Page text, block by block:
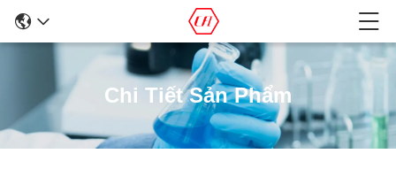
Chi Tiết Sản Phẩm